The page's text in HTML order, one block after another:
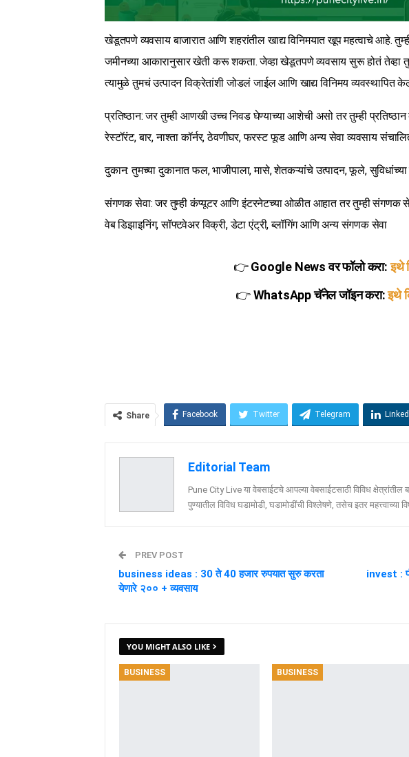
खेडूतपणे व्यवसाय बाजारात आणि शहरांतील खाद्य विनिमयात खूप महत्वाचे आहे.
जमीनच्या आकारानुसार खेती करू शकता. जेव्हा खेडूतपणे व्यवसाय सुरू होतं तेव्हा
त्यामुळे तुमचं उत्पादन विक्रेतांशी जोडलं जाईल आणि खाद्य विनिमय व्यवस्थापित
प्रतिष्ठान: जर तुम्ही आणखी उच्च निवड घेण्याच्या आशेची असो तर तुम्ही
रेस्टॉरंट, बार, नाश्ता कॉर्नर, ठेवणीघर, फरस्ट फूड आणि अन्य सेवा व्यवसाय
दुकान: तुमच्या दुकानात फल, भाजीपाला, मासे, शेतकऱ्यांचे उत्पादन, फूले,
संगणक सेवा: जर तुम्ही कंप्यूटर आणि इंटरनेटच्या ओळीत आहात तर तुम्ही संगणक
वेब डिझाइनिंग, सॉफ्टवेअर विक्री, डेटा एंट्री, ब्लॉगिंग आणि अन्य संगणक सेवा
👉Google News वर फॉलो करा: इथे
👉WhatsApp चॅनेल जॉइन करा: इथे
Share Facebook Twitter Telegram
Editorial Team
Pune City Live या वेबसाईटचे आपल्या वेबसाईटसाठी विविध क्षेत्रांतील
पुण्यातील विविध घडामोडी, घडामोडींची विश्लेषणे, तसेच इतर महत्त्वाच्या
PREV POST
business ideas : 30 ते 40 हजार रुपयात सुरु करता
येणारे २०० + व्यवसाय
invest :
YOU MIGHT ALSO LIKE
BUSINESS BUSINESS